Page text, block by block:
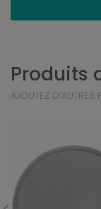
Produits
AJOUTEZ